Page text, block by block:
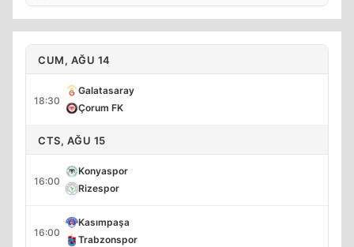
CUM, AĞU 14
18:30
Galatasaray
Çorum FK
CTS, AĞU 15
16:00
Konyaspor
Rizespor
16:00
Kasımpaşa
Trabzonspor